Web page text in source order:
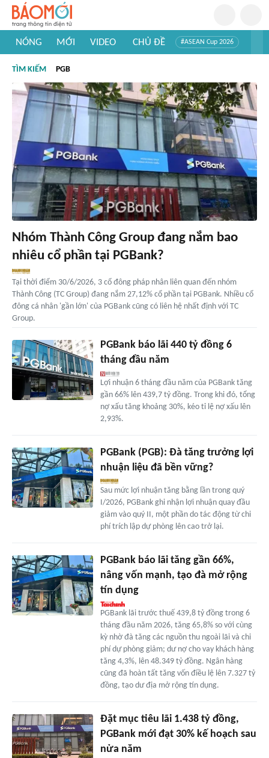
NÓNG MỚI VIDEO CHỦ ĐỀ #ASEAN Cup 2026
#Khám phá thế giới
TÌM KIẾM PGB
Nhóm Thành Công Group đang nắm bao
nhiêu cổ phần tại PGBank?
Tại thời điểm 30/6/2026, 3 cổ đông pháp nhân liên quan đến nhóm
Thành Công (TC Group) đang nắm 27,12% cổ phần tại PGBank. Nhiều cổ
đông cá nhân 'gần lớn' của PGBank cũng có liên hệ nhất định với TC
Group.
PGBank báo lãi 440 tỷ đồng 6
tháng đầu năm
Lợi nhuận 6 tháng đầu năm của PGBank tăng
gần 66% lên 439,7 tỷ đồng. Trong khi đó, tổng
nợ xấu tăng khoảng 30%, kéo tỉ lệ nợ xấu lên
2,93%.
PGBank (PGB): Đà tăng trưởng lợi
nhuận liệu đã bền vững?
Sau mức lợi nhuận tăng bằng lần trong quý
I/2026, PGBank ghi nhận lợi nhuận quay đầu
giảm vào quý II, một phần do tác động từ chi
phí trích lập dự phòng lên cao trở lại.
PGBank báo lãi tăng gần 66%,
nâng vốn mạnh, tạo đà mở rộng
tín dụng
PGBank lãi trước thuế 439,8 tỷ đồng trong 6
tháng đầu năm 2026, tăng 65,8% so với cùng
kỳ nhờ đà tăng các nguồn thu ngoài lãi và chi
phí dự phòng giảm; dư nợ cho vay khách hàng
tăng 4,3%, lên 48.349 tỷ đồng. Ngân hàng
cũng đã hoàn tất tăng vốn điều lệ lên 7.327 tỷ
đồng, tạo dư địa mở rộng tín dụng.
Đặt mục tiêu lãi 1.438 tỷ đồng,
PGBank mới đạt 30% kế hoạch sau
nửa năm